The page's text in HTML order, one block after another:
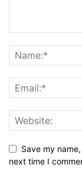
Save my
next time I